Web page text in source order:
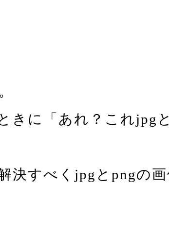
きに「あれ？これjpg
決すべくjpgとpngの